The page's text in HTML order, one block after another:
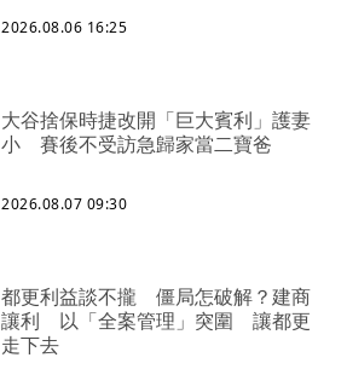
2026.08.06 16:25
大谷捨保時捷改開「巨大賓利」護妻
小 賽後不受訪急歸家當二寶爸
2026.08.07 09:30
都更利益談不攏 僵局怎破解？建商
讓利 以「全案管理」突圍 讓都更
走下去